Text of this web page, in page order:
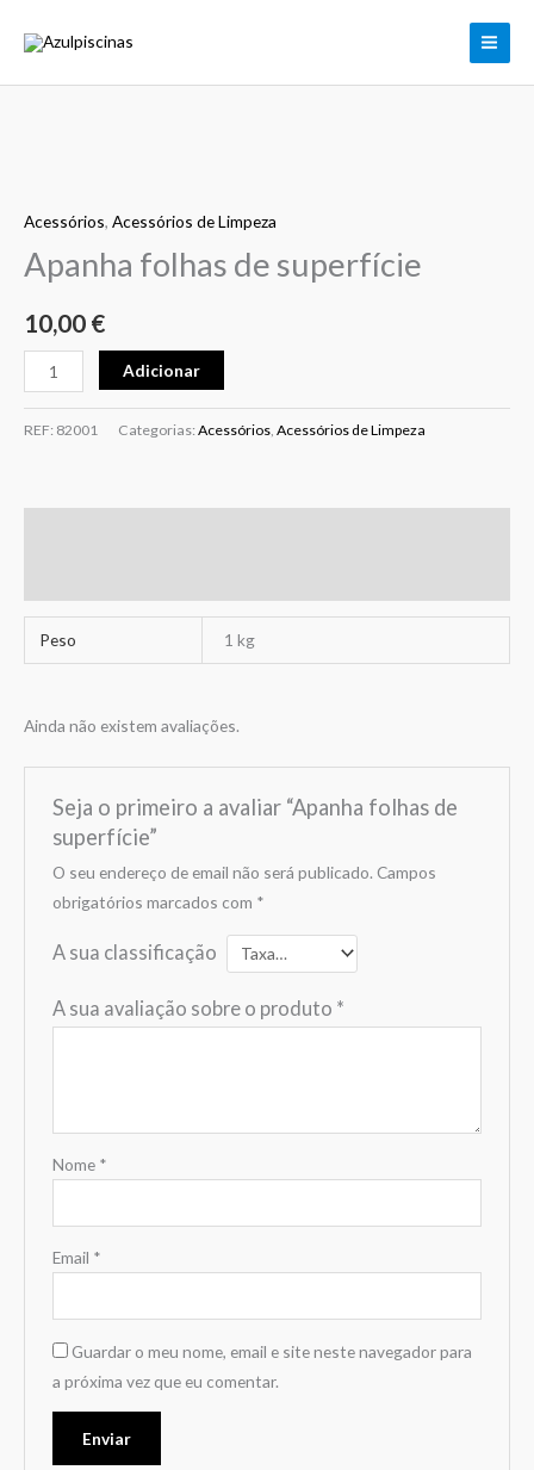
Acessórios, Acessórios de Limpeza
Apanha folhas de superfície
10,00 €
Apanha
folhas
superfície
Adicionar
REF: 82001 Categorias: Acessórios Acessórios de Limpeza
Peso 1 kg
Ainda não existem avaliações.
Seja o primeiro a avaliar “Apanha folhas de
superfície”
O seu endereço de email não será publicado. Campos
obrigatórios marcados com *
A sua classificação
A sua avaliação sobre o produto *
Nome *
Email *
Guardar o meu nome, email e site neste navegador para
a próxima vez que eu comentar.
folhas
superfície